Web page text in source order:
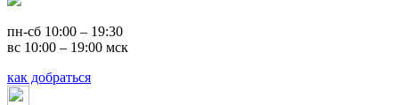
пн-сб 10:00 – 19:30
вс 10:00 – 19:00 мск
как добраться